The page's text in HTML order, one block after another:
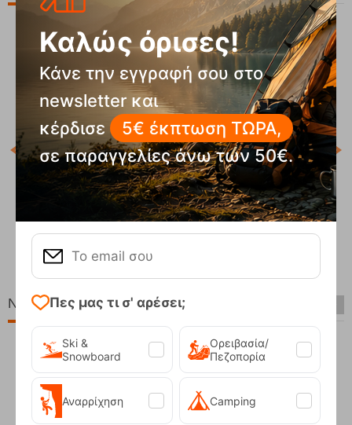
20%
Prtlucid Kitt offwhite Γυναικείο Μπουφάν Σκι Protest
Άμεσαδιαθέσιμο
Νέες Παραλαβές
Καλώς όρισες!
Κάνε την εγγραφή σου στο
newsletter και
κέρδισε
5€ έκπτωση ΤΩΡΑ,
σε παραγγελίες άνω των 50€.
Πες μας τι σ' αρέσει;
Ski &
Snowboard
Ορειβασία/
Πεζοπορία
Αναρρίχηση Camping